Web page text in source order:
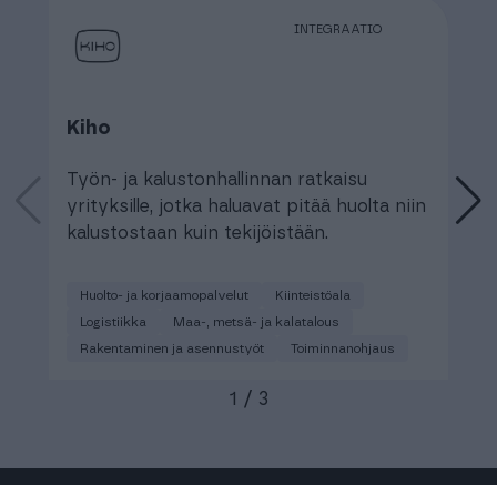
INTEGRAATIO
Kiho
Työn- ja kalustonhallinnan ratkaisu
yrityksille, jotka haluavat pitää huolta niin
kalustostaan kuin tekijöistään.
Huolto- ja korjaamopalvelut Kiinteistöala
Logistiikka Maa-, metsä- ja kalatalous
Rakentaminen ja asennustyöt Toiminnanohjaus
1 / 3